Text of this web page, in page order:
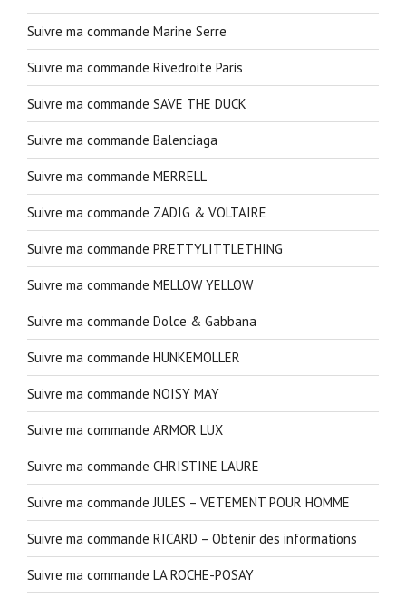
Suivre ma commande Marine Serre
Suivre ma commande Rivedroite Paris
Suivre ma commande SAVE THE DUCK
Suivre ma commande Balenciaga
Suivre ma commande MERRELL
Suivre ma commande ZADIG & VOLTAIRE
Suivre ma commande PRETTYLITTLETHING
Suivre ma commande MELLOW YELLOW
Suivre ma commande Dolce & Gabbana
Suivre ma commande HUNKEMÖLLER
Suivre ma commande NOISY MAY
Suivre ma commande ARMOR LUX
Suivre ma commande CHRISTINE LAURE
Suivre ma commande JULES – VETEMENT POUR HOMME
Suivre ma commande RICARD – Obtenir des informations
Suivre ma commande LA ROCHE-POSAY